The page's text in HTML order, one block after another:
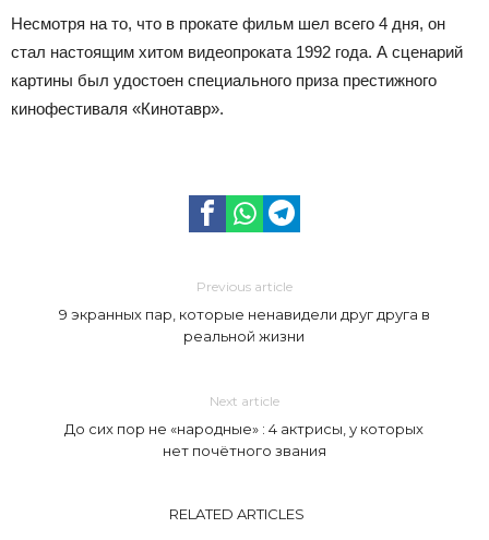
Несмотря на то, что в прокате фильм шел всего 4 дня, он
стал настоящим хитом видеопроката 1992 года. А сценарий
картины был удостоен специального приза престижного
кинофестиваля «Кинотавр».
Previous article
9 экранных пар, которые ненавидели друг друга в
реальной жизни
Next article
До сих пор не «народные» : 4 актрисы, у которых
нет почётного звания
RELATED ARTICLES